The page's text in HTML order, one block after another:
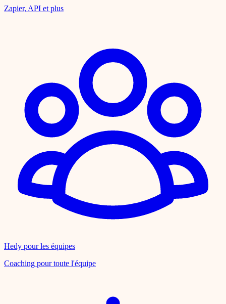
Zapier, API et plus
Hedy pour les équipes
Coaching pour toute l'équipe